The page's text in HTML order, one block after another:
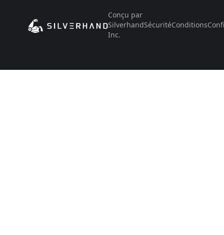
Conçu par
Silverhand
Inc.
SécuritéConditions